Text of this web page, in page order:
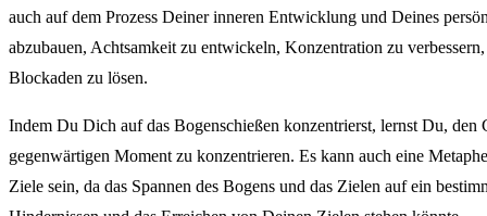
auch auf dem Prozess Deiner inneren Entwicklung und Deines
abzubauen, Achtsamkeit zu entwickeln, Konzentration zu
Blockaden zu lösen.
Indem Du Dich auf das Bogenschießen konzentrierst, lernst Du, den
gegenwärtigen Moment zu konzentrieren. Es kann auch eine
Ziele sein, da das Spannen des Bogens und das Zielen auf ein